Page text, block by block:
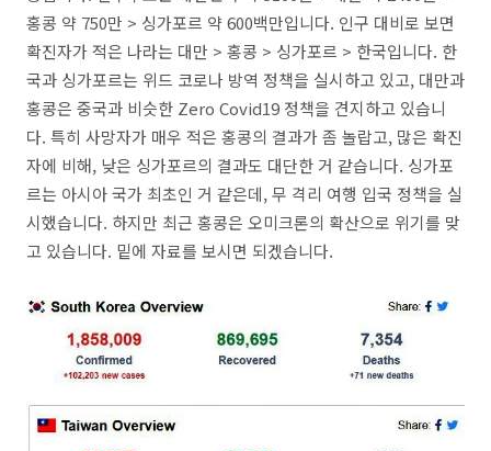
홍콩 약 750만 > 싱가포르 약 600백만입니다. 인구 대비로 보면
확진자가 적은 나라는 대만 > 홍콩 > 싱가포르 > 한국입니다. 한
국과 싱가포르는 위드 코로나 방역 정책을 실시하고 있고, 대만과
홍콩은 중국과 비슷한 Zero Covid19 정책을 견지하고 있습니
다. 특히 사망자가 매우 적은 홍콩의 결과가 좀 놀랍고, 많은 확진
자에 비해, 낮은 싱가포르의 결과도 대단한 거 같습니다. 싱가포
르는 아시아 국가 최초인 거 같은데, 무 격리 여행 입국 정책을 실
시했습니다. 하지만 최근 홍콩은 오미크론의 확산으로 위기를 맞
고 있습니다. 밑에 자료를 보시면 되겠습니다.